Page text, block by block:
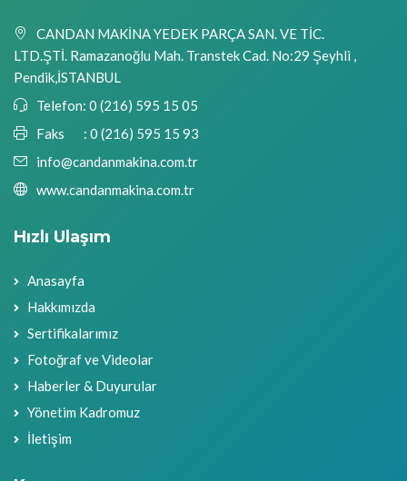
CANDAN MAKİNA YEDEK PARÇA SAN. VE TİC.
LTD.ŞTİ. Ramazanoğlu Mah. Transtek Cad. No:29 Şeyhli ,
Pendik,İSTANBUL
Telefon: 0 (216) 595 15 05
Faks : 0 (216) 595 15 93
info@candanmakina.com.tr
www.candanmakina.com.tr
Hızlı Ulaşım
Anasayfa
Hakkımızda
Sertifikalarımız
Fotoğraf ve Videolar
Haberler & Duyurular
Yönetim Kadromuz
İletişim